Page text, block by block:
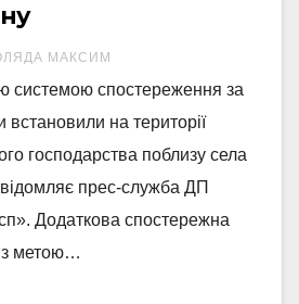
МАКСИМ
системою спостереження за
на території
господарства поблизу села
прес-служба ДП
Додаткова спостережна
з метою…